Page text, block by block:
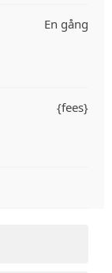
En gång
{fees}